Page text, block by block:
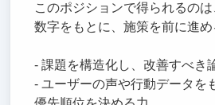
このポジションで得られるの
数字をもとに、施策を前に進め
- 課題を構造化し、改善すべき
- ユーザーの声や行動データを